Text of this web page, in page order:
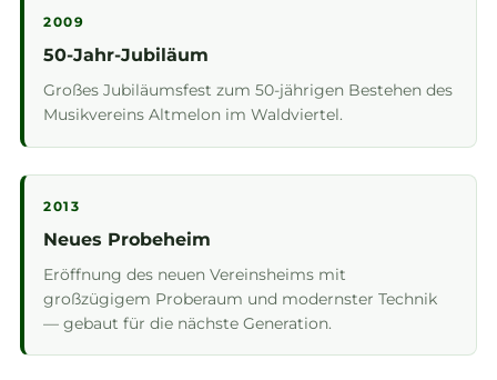
2009
50-Jahr-Jubiläum
Großes Jubiläumsfest zum 50-jährigen Bestehen des
Musikvereins Altmelon im Waldviertel.
2013
Neues Probeheim
Eröffnung des neuen Vereinsheims mit
großzügigem Proberaum und modernster Technik
— gebaut für die nächste Generation.